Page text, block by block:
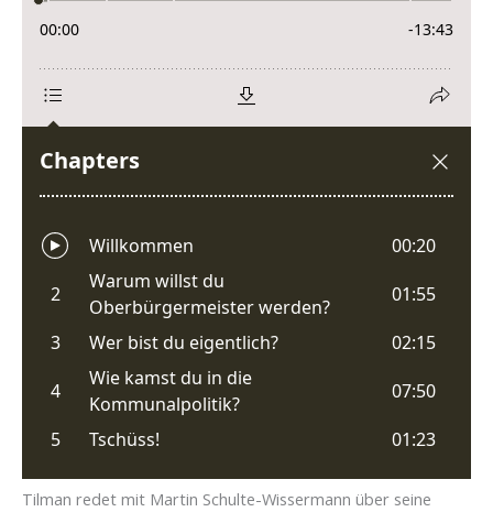
Tilman redet mit Martin Schulte-Wissermann über seine